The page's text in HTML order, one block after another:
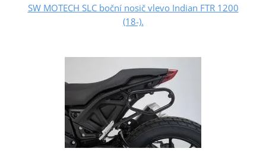
SW MOTECH SLC boční nosič vlevo Indian FTR 1200
(18-).